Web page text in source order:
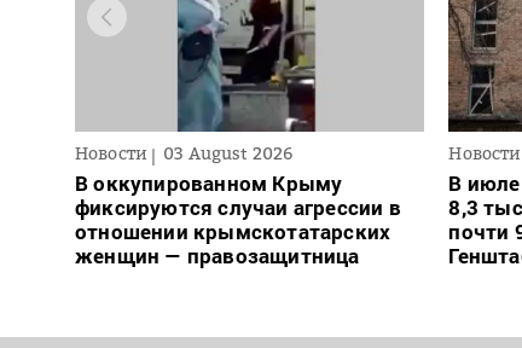
Новости 03 August 2026
В оккупированном Крыму
фиксируются случаи агрессии в
отношении крымскотатарских
женщин — правозащитница
Новости
В
8,3
почти